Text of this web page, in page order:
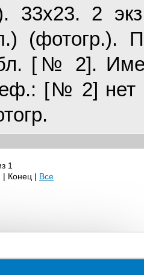
33х23. 2
(фотогр.).
[№ 2].
[№ 2] нет
1
| Конец | Все